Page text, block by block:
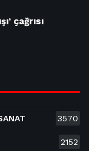
çağrısı
3570
2152